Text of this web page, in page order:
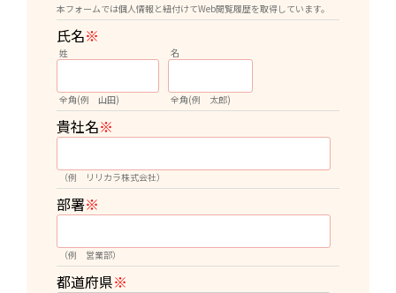
本フォームでは個人情報と紐付けてWeb閲覧履歴を取得しています。
氏名※
姓
全角(例 山田)
名
全角(例 太郎)
貴社名※
（例 リリカラ株式会社）
部署※
（例 営業部）
都道府県※